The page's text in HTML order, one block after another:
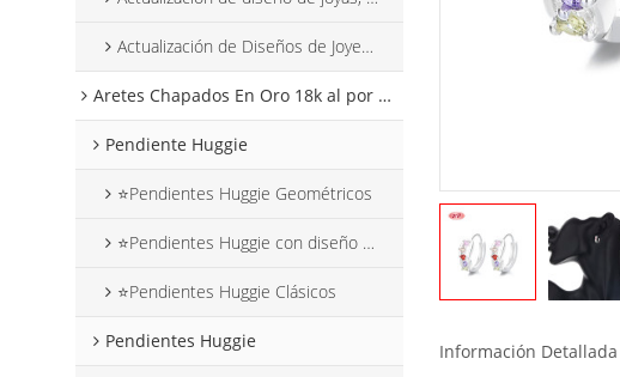
Actualización de Diseños de Joyería Julio 2025
Aretes Chapados En Oro 18k al por mayor
Pendiente Huggie
⭐Pendientes Huggie Geométricos
⭐Pendientes Huggie con diseño de flores
⭐Pendientes Huggie Clásicos
Pendientes Huggie Información Detallada